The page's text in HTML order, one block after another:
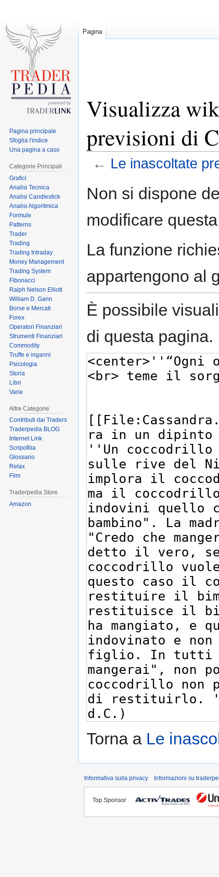
Visualizza
previsioni di
← Le inascoltate
toto
Non si dispone
modificare
La funzione
appartengono al
È possibile
di questa pagina.
Torna a Le
Pagina
Pagina principale
Sfoglia l'indice
Una pagina a caso
Categorie Principali
Grafici
Analisi Tecnica
Analisi Candlestick
Analisi Algoritmica
Formule
Patterns
Trader
Trading
Trading Intraday
Money Management
Trading System
Fibonacci
Ralph Nelson Elliott
William D. Gann
Borse e Mercati
Forex
Operatori Finanziari
Strumenti Finanziari
Commodity
Truffe e inganni
Psicologia
Storia
Libri
Varie
Altre Categorie
Contributi dai Traders
Traderpedia BLOG
Internet Link
Scripofilia
Glossario
Relax
Film
Traderpedia Store
Amazon
Informativa sulla privacy Informazioni su
Top Sponsor